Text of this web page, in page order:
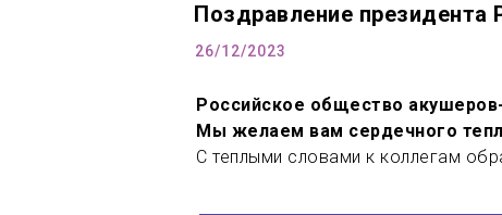
Поздравление
26/12/2023
Российское общество
Мы желаем вам сердечного
С теплыми словами к коллегам